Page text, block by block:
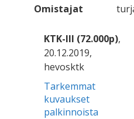
Omistajat
KTK-III (72.000p),
20.12.2019,
hevosktk
Tarkemmat
kuvaukset
palkinnoista